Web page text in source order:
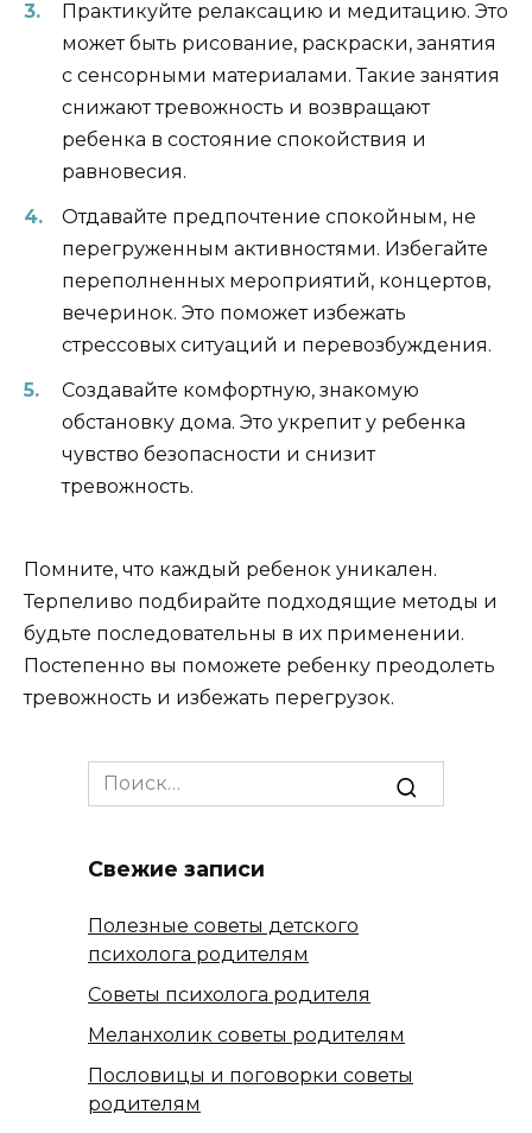
Практикуйте релаксацию и медитацию. Это
может быть рисование, раскраски, занятия
с сенсорными материалами. Такие занятия
снижают тревожность и возвращают
ребенка в состояние спокойствия и
равновесия.
Отдавайте предпочтение спокойным, не
перегруженным активностями. Избегайте
переполненных мероприятий, концертов,
вечеринок. Это поможет избежать
стрессовых ситуаций и перевозбуждения.
Создавайте комфортную, знакомую
обстановку дома. Это укрепит у ребенка
чувство безопасности и снизит
тревожность.
Помните, что каждый ребенок уникален.
Терпеливо подбирайте подходящие методы и
будьте последовательны в их применении.
Постепенно вы поможете ребенку преодолеть
тревожность и избежать перегрузок.
Search
for:
Свежие записи
Полезные советы детского
психолога родителям
Советы психолога родителя
Меланхолик советы родителям
Пословицы и поговорки советы
родителям